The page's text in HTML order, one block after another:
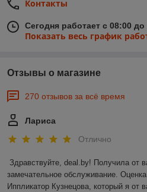
Контакты
Сегодня работает с 08:00 до
Показать весь график
Отзывы о магазине
270 отзывов за всё время
Лариса
Отлично
Здравствуйте, deal.by! Получила от
замечательное обслуживание.
Иппликатор Кузнецова, который я от